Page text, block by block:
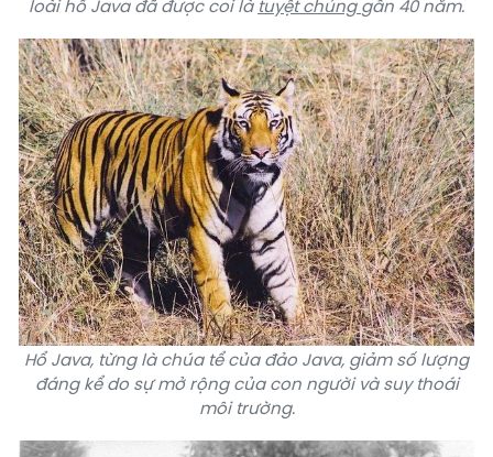
loàihổ Javađã được coi là tuyệt chủnggần 40 năm.
Hổ Java, từng là chúa tể của đảo Java, giảm số lượng
đáng kể do sự mở rộng của con người và suy thoái
môi trường.